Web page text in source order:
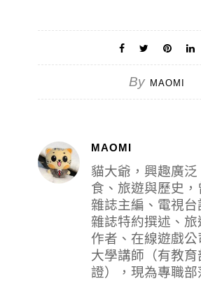
By MAOMI
MAOMI
貓大爺，興趣廣泛
食、旅遊與歷史
雜誌主編、電視台
雜誌特約撰述、旅
作者、在線遊戲公
大學講師（有教育
證），現為專職部